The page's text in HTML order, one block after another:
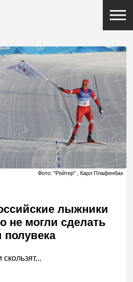
Фото: "Рейтер" , Карл Плафенбах
лыжники
не могли сделать
полувека